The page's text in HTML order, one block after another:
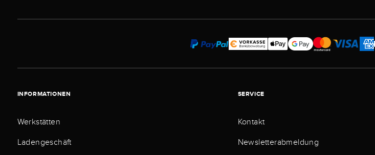
INFORMATIONEN
Werkstätten
Ladengeschäft
SERVICE
Kontakt
Newsletterabmeldung